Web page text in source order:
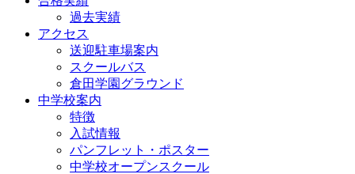
過去実績
アクセス
送迎駐車場案内
スクールバス
倉田学園グラウンド
中学校案内
特徴
入試情報
パンフレット・ポスター
中学校オープンスクール